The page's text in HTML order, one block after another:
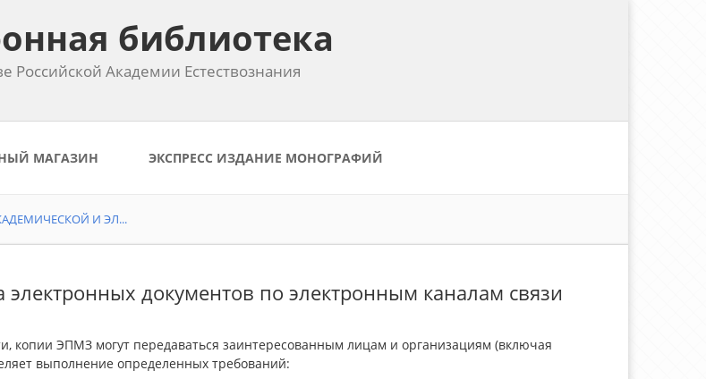
библиотека
Российской Академии Естествознания
МАГАЗИН ЭКСПРЕСС ИЗДАНИЕ МОНОГРАФИЙ
И ЭЛ...
электронных документов по электронным каналам связи
копии ЭПМЗ могут передаваться заинтересованным лицам и организациям (включая
выполнение определенных требований: